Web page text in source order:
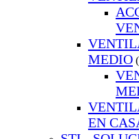
MEDIO
EN